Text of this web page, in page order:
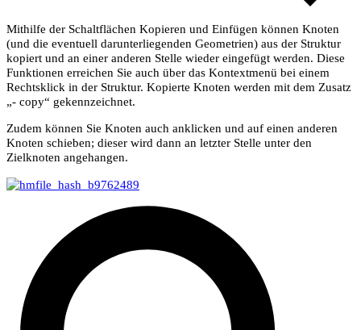
Mithilfe der Schaltflächen Kopieren und Einfügen können Knoten
(und die eventuell darunterliegenden Geometrien) aus der Struktur
kopiert und an einer anderen Stelle wieder eingefügt werden. Diese
Funktionen erreichen Sie auch über das Kontextmenü bei einem
Rechtsklick in der Struktur. Kopierte Knoten werden mit dem Zusatz
„- copy“ gekennzeichnet.
Zudem können Sie Knoten auch anklicken und auf einen anderen
Knoten schieben; dieser wird dann an letzter Stelle unter den
Zielknoten angehangen.